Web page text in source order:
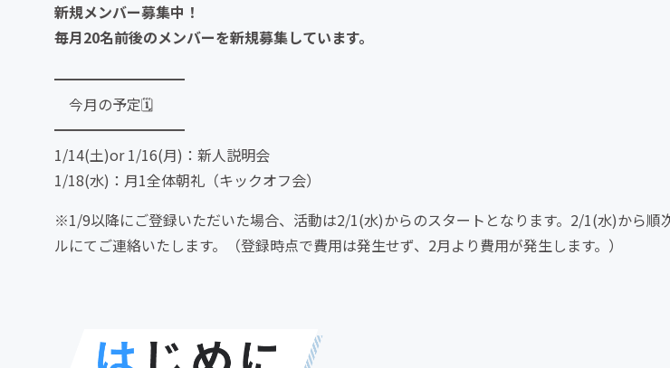
新規メンバー募集中！
毎月20名前後のメンバーを新規募集しています。
━━━━━━━━━
今月の予定🗓
━━━━━━━━━
1/14(土)or 1/16(月)：新人説明会
1/18(水)：月1全体朝礼（キックオフ会）
※1/9以降にご登録いただいた場合、活動は2/1(水)からのスタートとなります。2/1(水)から順
ルにてご連絡いたします。（登録時点で費用は発生せず、2月より費用が発生します。）